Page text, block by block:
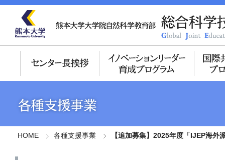
HOME 各種支援事業 【追加募集】2025年度「IJEP海外